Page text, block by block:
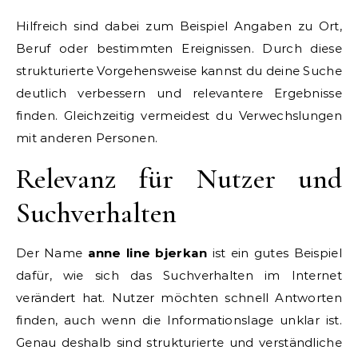
Hilfreich sind dabei zum Beispiel Angaben zu Ort,
Beruf oder bestimmten Ereignissen. Durch diese
strukturierte Vorgehensweise kannst du deine Suche
deutlich verbessern und relevantere Ergebnisse
finden. Gleichzeitig vermeidest du Verwechslungen
mit anderen Personen.
Relevanz für Nutzer und
Suchverhalten
Der Name anne line bjerkan ist ein gutes Beispiel
dafür, wie sich das Suchverhalten im Internet
verändert hat. Nutzer möchten schnell Antworten
finden, auch wenn die Informationslage unklar ist.
Genau deshalb sind strukturierte und verständliche